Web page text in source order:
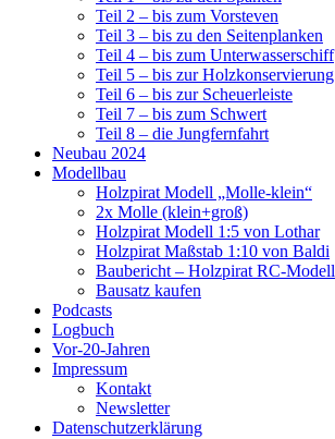
Teil 2 – bis zum Vorsteven
Teil 3 – bis zu den Seitenplanken
Teil 4 – bis zum Unterwasserschiff
Teil 5 – bis zur Holzkonservierung
Teil 6 – bis zur Scheuerleiste
Teil 7 – bis zum Schwert
Teil 8 – die Jungfernfahrt
Neubau 2024
Modellbau
Holzpirat Modell „Molle-klein“
2x Molle (klein+groß)
Holzpirat Modell 1:5 von Lothar
Holzpirat Maßstab 1:10 von Baldi
Baubericht – Holzpirat RC-Modell
Bausatz kaufen
Podcasts
Logbuch
Vor-20-Jahren
Impressum
Kontakt
Newsletter
Datenschutzerklärung